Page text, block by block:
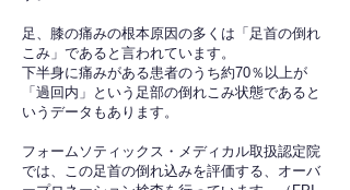
足、膝の痛みの根本原因の多くは「足首の倒れ
こみ」であると言われています。
下半身に痛みがある患者のうち約70％以上が
「過回内」という足部の倒れこみ状態であると
いうデータもあります。
フォームソティックス・メディカル取扱認定院
では、この足首の倒れ込みを評価する、オーバ